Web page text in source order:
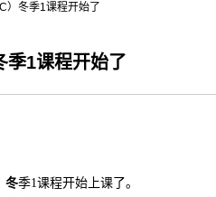
）冬季1课程开始了
季1课程开始了
冬季1课程开始上课 了。